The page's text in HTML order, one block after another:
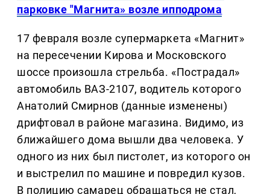
парковке "Магнита» возле ипподрома
17 февраля возле супермаркета «Магнит»
на пересечении Кирова и Московского
шоссе произошла стрельба. «Пострадал»
автомобиль ВАЗ-2107, водитель которого
Анатолий Смирнов (данные изменены)
дрифтовал в районе магазина. Видимо, из
ближайшего дома вышли два человека. У
одного из них был пистолет, из которого он
и выстрелил по машине и повредил кузов.
В полицию самарец обращаться не стал,